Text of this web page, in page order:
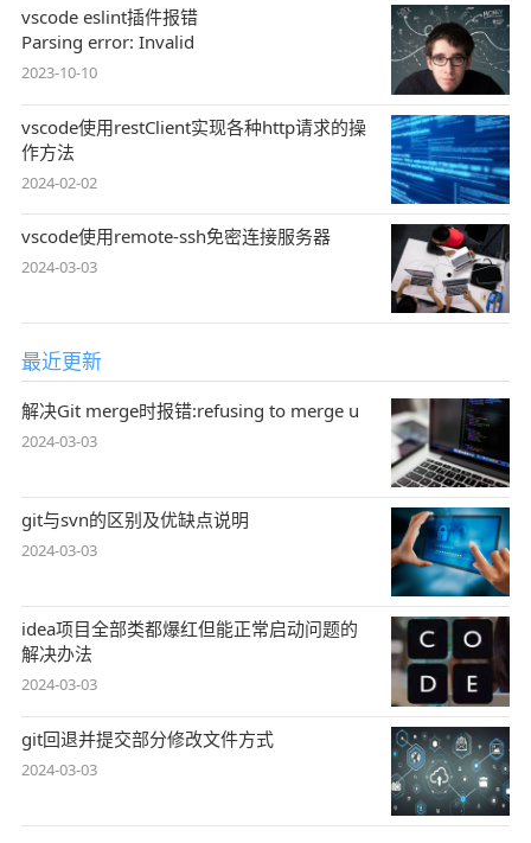
vscode eslint插件报错
Parsing error: Invalid
2023-10-10
vscode使用restClient实现各种http请求的操
作方法
2024-02-02
vscode使用remote-ssh免密连接服务器
2024-03-03
最近更新
解决Git merge时报错:refusing to merge u
2024-03-03
git与svn的区别及优缺点说明
2024-03-03
idea项目全部类都爆红但能正常启动问题的
解决办法
2024-03-03
git回退并提交部分修改文件方式
2024-03-03